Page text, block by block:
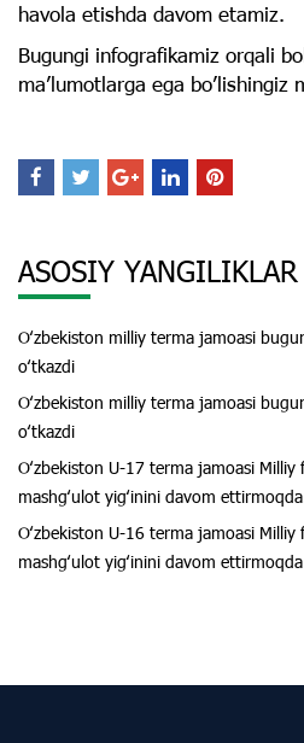
havola etishda davom etamiz.
Bugungi infografikamiz orqali
ma’lumotlarga ega bo’lishingiz
ASOSIY YANGILIKLAR
Oʻzbekiston milliy terma jamoasi
oʻtkazdi
Oʻzbekiston milliy terma jamoasi
oʻtkazdi
Oʻzbekiston U-17 terma jamoasi Milliy
mashgʻulot yigʻinini davom
Oʻzbekiston U-16 terma jamoasi Milliy
mashgʻulot yigʻinini davom ettirmoqda